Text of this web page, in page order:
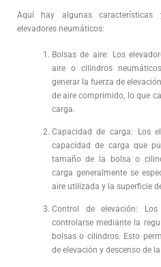
Aquí hay algunas
elevadores neumáticos:
Bolsas de aire: Los
aire o cilindros
generar la fuerza de
de aire comprimido, lo que
carga.
Capacidad de carga: Los
capacidad de carga que
tamaño de la bolsa o
carga generalmente se
aire utilizada y la superficie
Control de elevación: Los
controlarse mediante la
bolsas o cilindros. Esto
de elevación y descenso de